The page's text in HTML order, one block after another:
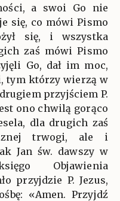
a swoi Go nie
się, co mówi Pismo
się, i wszystka
zaś mówi Pismo
Go, dał im moc,
tym którzy wierzą w
przyjściem P.
ono chwilą gorąco
dla drugich zaś
trwogi, ale i
Jan św. dawszy w
Objawienia
przyjdzie P. Jezus,
«Amen. Przyjdź